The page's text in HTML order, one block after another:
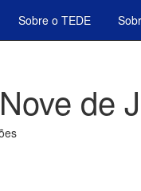
Sobre o TEDE
de